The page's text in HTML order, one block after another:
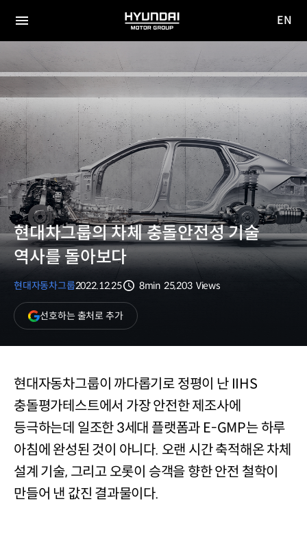
전체
메뉴
HYUNDAI
MOTOR
이동
EN
현대차그룹의 차체 충돌안전성 기술
역사를 돌아보다
현대자동차그룹2022.12.25
8min 25,203 Views
선호하는 출처로 추가(새
창
열림)
현대자동차그룹이 까다롭기로 정평이 난 IIHS
충돌평가테스트에서 가장 안전한 제조사에
등극하는데 일조한 3세대 플랫폼과 E-GMP는 하루
아침에 완성된 것이 아니다. 오랜 시간 축적해온 차체
설계 기술, 그리고 오롯이 승객을 향한 안전 철학이
만들어 낸 값진 결과물이다.